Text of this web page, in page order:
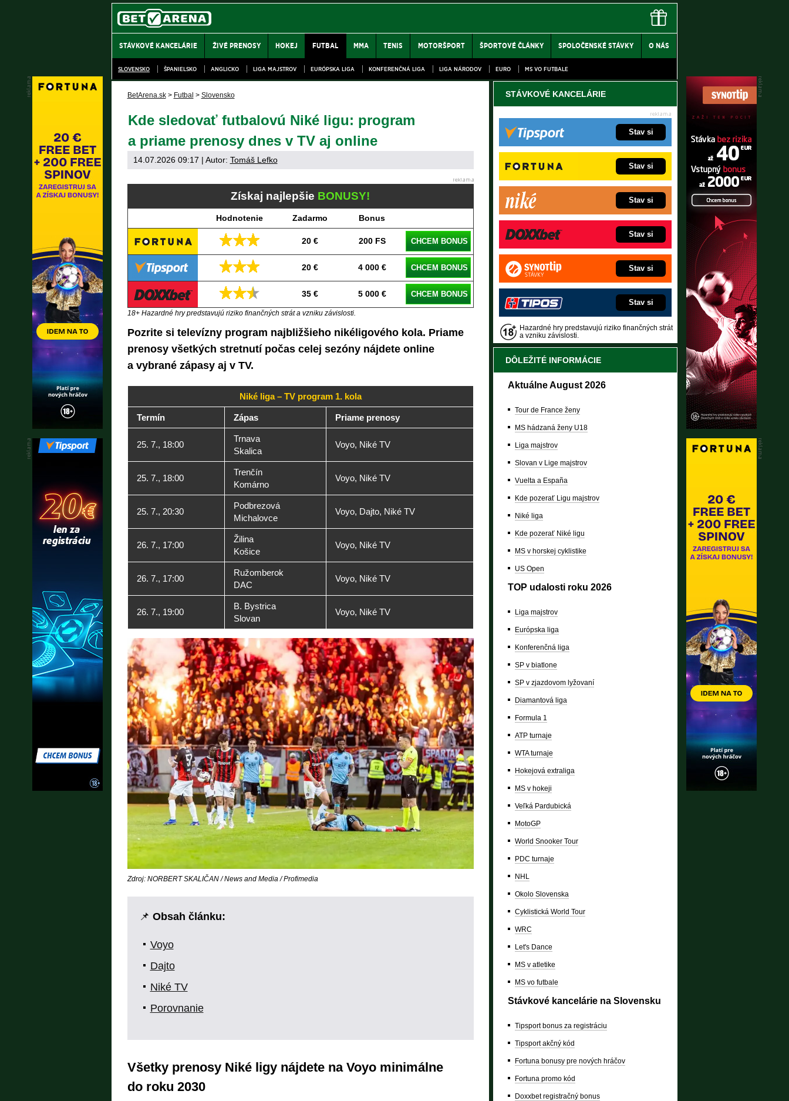
STÁVKOVÉ KANCELÁRIE ŽIVÉ PRENOSY HOKEJ FUTBAL MMA TENIS MOTORŠPORT ŠPORTOVÉ ČLÁNKY SPOLOČENSKÉ STÁVKY O NÁS
SLOVENSKO ŠPANIELSKO ANGLICKO LIGA MAJSTROV EURÓPSKA LIGA KONFERENČNÁ LIGA LIGA NÁRODOV EURO MS VO FUTBALE
BetArena.sk > Futbal > Slovensko
Kde sledovať futbalovú Niké ligu: program
a priame prenosy dnes v TV aj online
14.07.2026 09:17 | Autor: Tomáš Lefko
Získaj najlepšie BONUSY!
Hodnotenie Zadarmo Bonus
20 € 200 FS CHCEM BONUS
20 € 4 000 € CHCEM BONUS
35 € 5 000 € CHCEM BONUS
18+ Hazardné hry predstavujú riziko finančných strát a vzniku závislosti.
Pozrite si televízny program najbližšieho nikéligového kola. Priame
prenosy všetkých stretnutí počas celej sezóny nájdete online
a vybrané zápasy aj v TV.
Niké liga – TV program 1. kola
Termín Zápas Priame prenosy
25. 7., 18:00
Trnava
Skalica
Voyo, Niké TV
25. 7., 18:00
Trenčín
Komárno
Voyo, Niké TV
25. 7., 20:30
Podbrezová
Michalovce
Voyo, Dajto, Niké TV
26. 7., 17:00
Žilina
Košice
Voyo, Niké TV
26. 7., 17:00
Ružomberok
DAC
Voyo, Niké TV
26. 7., 19:00
B. Bystrica
Slovan
Voyo, Niké TV
Zdroj: NORBERT SKALIČAN / News and Media / Profimedia
📌 Obsah článku:
Voyo
Dajto
Niké TV
Porovnanie
Všetky prenosy Niké ligy nájdete na Voyo minimálne
do roku 2030
STÁVKOVÉ KANCELÁRIE
Stav si
Stav si
Stav si
Stav si
Stav si
Stav si
Hazardné hry predstavujú riziko finančných strát
a vzniku závislosti.
DÔLEŽITÉ INFORMÁCIE
Aktuálne August 2026
Tour de France ženy
MS hádzaná ženy U18
Liga majstrov
Slovan v Lige majstrov
Vuelta a España
Kde pozerať Ligu majstrov
Niké liga
Kde pozerať Niké ligu
MS v horskej cyklistike
US Open
TOP udalosti roku 2026
Liga majstrov
Európska liga
Konferenčná liga
SP v biatlone
SP v zjazdovom lyžovaní
Diamantová liga
Formula 1
ATP turnaje
WTA turnaje
Hokejová extraliga
MS v hokeji
Veľká Pardubická
MotoGP
World Snooker Tour
PDC turnaje
NHL
Okolo Slovenska
Cyklistická World Tour
WRC
Let's Dance
MS v atletike
MS vo futbale
Stávkové kancelárie na Slovensku
Tipsport bonus za registráciu
Tipsport akčný kód
Fortuna bonusy pre nových hráčov
Fortuna promo kód
Doxxbet registračný bonus